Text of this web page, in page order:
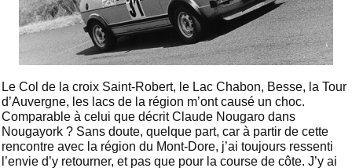
Le Col de la croix Saint-Robert, le Lac Chabon, Besse, la Tour
d’Auvergne, les lacs de la région m’ont causé un choc.
Comparable à celui que décrit Claude Nougaro dans
Nougayork ? Sans doute, quelque part, car à partir de cette
rencontre avec la région du Mont-Dore, j’ai toujours ressenti
l’envie d’y retourner, et pas que pour la course de côte. J’y ai